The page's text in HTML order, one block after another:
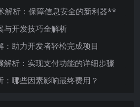
解析：保障信息安全的新利器**
与开发技巧全解析
助力开发者轻松完成项目
解析：实现支付功能的详细步骤
哪些因素影响最终费用？